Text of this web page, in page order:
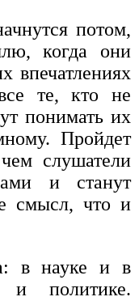
потом,
когда они
впечатлениях
те, кто не
понимать их
Пройдет
слушатели
и станут
смысл, что и
в науке и в
и политике.